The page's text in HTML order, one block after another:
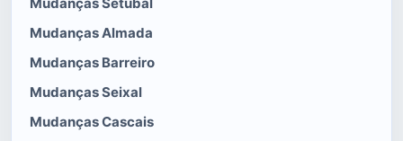
Mudanças Almada
Mudanças Barreiro
Mudanças Seixal
Mudanças Cascais